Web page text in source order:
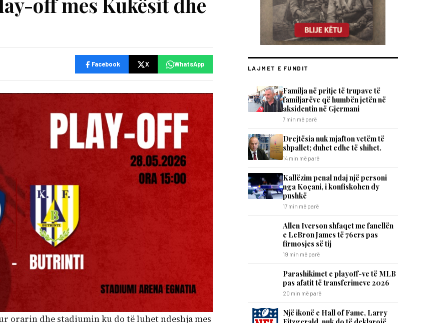
Facebook X WhatsApp
orarin dhe stadiumin ku do të luhet ndeshja mes
LAJMET E FUNDIT
​Familja në pritje të trupave të
familjarëve që humbën jetën në
aksidentin në Gjermani
7 min më parë
Drejtësia nuk mjafton vetëm të
shpallet; duhet edhe të shihet.
14 min më parë
Kallëzim penal ndaj një personi
nga Koçani, i konfiskohen dy
pushkë
17 min më parë
Allen Iverson shfaqet me fanellën
e LeBron James të 76ers pas
firmosjes së tij
19 min më parë
Parashikimet e playoff-ve të MLB
pas afatit të transferimeve 2026
20 min më parë
Një ikonë e Hall of Fame, Larry